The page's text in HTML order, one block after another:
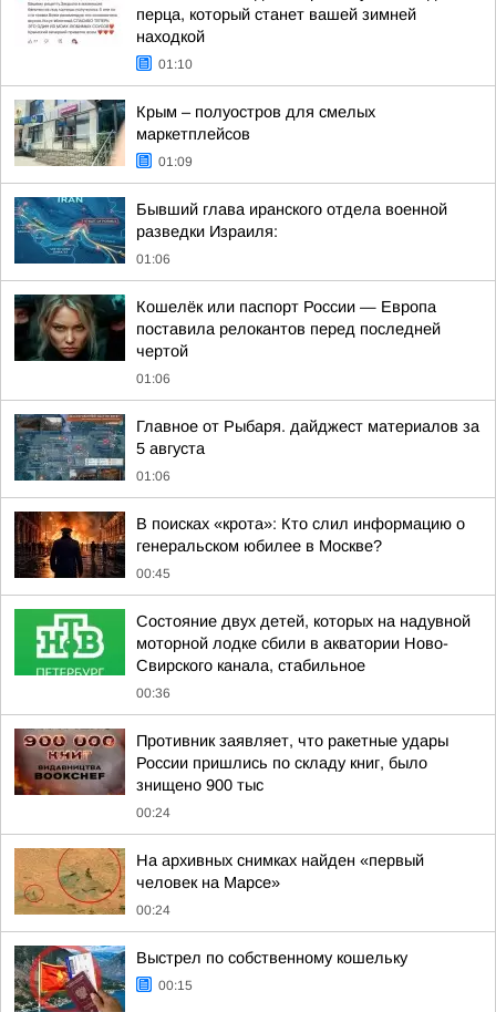
перца, который станет вашей зимней
находкой
01:10
Крым – полуостров для смелых
маркетплейсов
01:09
Бывший глава иранского отдела военной
разведки Израиля:
01:06
Кошелёк или паспорт России — Европа
поставила релокантов перед последней
чертой
01:06
Главное от Рыбаря. дайджест материалов за
5 августа
01:06
В поисках «крота»: Кто слил информацию о
генеральском юбилее в Москве?
00:45
Состояние двух детей, которых на надувной
моторной лодке сбили в акватории Ново-
Свирского канала, стабильное
00:36
Противник заявляет, что ракетные удары
России пришлись по складу книг, было
знищено 900 тыс
00:24
На архивных снимках найден «первый
человек на Марсе»
00:24
Выстрел по собственному кошельку
00:15